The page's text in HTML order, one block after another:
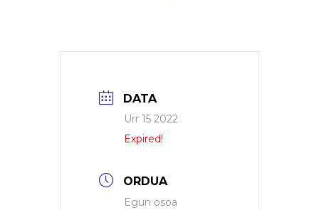
DATA
Urr 15 2022
Expired!
ORDUA
Egun osoa